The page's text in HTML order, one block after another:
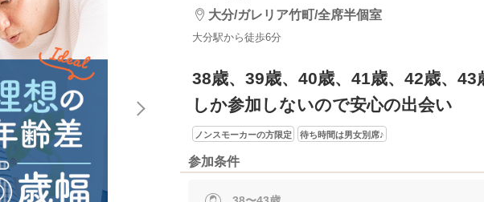
大分/ガレリア竹町/全席半個室
大分駅から徒歩6分
38歳、39歳、40歳、41歳、42歳、43
しか参加しないので安心の出会い
ノンスモーカーの方限定 待ち時間は男女別席♪
参加条件